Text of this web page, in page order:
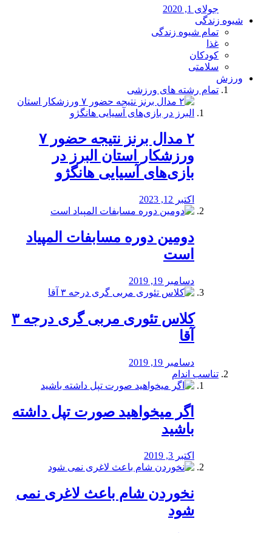
جولای 1, 2020
شیوه زندگی
تمام شیوه زندگی
غذا
کودکان
سلامتی
ورزش
تمام رشته های ورزشی
۲ مدال برنز نتیجه حضور ۷
ورزشکار استان البرز در
بازی‌های آسیایی هانگژو
اکتبر 12, 2023
دومین دوره مسابفات المپیاد
است
دسامبر 19, 2019
کلاس تئوری مربی گری درجه ۳
آقا
دسامبر 19, 2019
تناسب اندام
اگر میخواهید صورت تپل داشته
باشید
اکتبر 3, 2019
نخوردن شام باعث لاغری نمی
‌شود